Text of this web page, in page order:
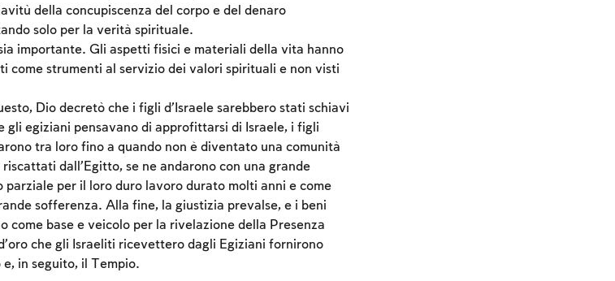
della concupiscenza del corpo e del denaro
solo per la verità spirituale.
importante. Gli aspetti fisici e materiali della vita hanno
come strumenti al servizio dei valori spirituali e non visti
Dio decretò che i figli d’Israele sarebbero stati schiavi
gli egiziani pensavano di approfittarsi di Israele, i figli
tra loro fino a quando non è diventato una comunità
dall’Egitto, se ne andarono con una grande
parziale per il loro duro lavoro durato molti anni e come
sofferenza. Alla fine, la giustizia prevalse, e i beni
come base e veicolo per la rivelazione della Presenza
che gli Israeliti ricevettero dagli Egiziani fornirono
in seguito, il Tempio.
required
as learned, you'll need to create
log in.